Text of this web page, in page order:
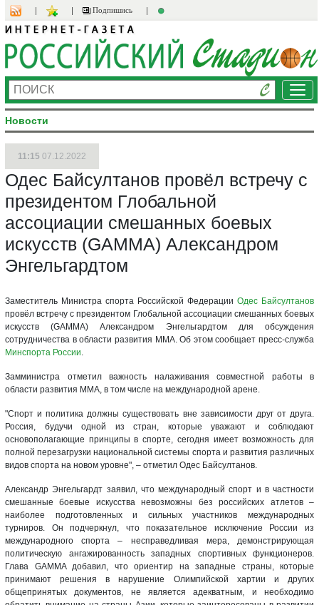
Подпишись
Новости
11:15 07.12.2022
Одес Байсултанов провёл встречу с
президентом Глобальной
ассоциации смешанных боевых
искусств (GAMMA) Александром
Энгельгардтом
Заместитель Министра спорта Российской Федерации Одес Байсултанов
провёл встречу с президентом Глобальной ассоциации смешанных боевых
искусств (GAMMA) Александром Энгельгардтом для обсуждения
сотрудничества в области развития ММА. Об этом сообщает пресс-служба
Минспорта России.
Замминистра отметил важность налаживания совместной работы в
области развития MMA, в том числе на международной арене.
"Спорт и политика должны существовать вне зависимости друг от друга.
Россия, будучи одной из стран, которые уважают и соблюдают
основополагающие принципы в спорте, сегодня имеет возможность для
полной перезагрузки национальной системы спорта и развития различных
видов спорта на новом уровне", – отметил Одес Байсултанов.
Александр Энгельгардт заявил, что международный спорт и в частности
смешанные боевые искусства невозможны без российских атлетов –
наиболее подготовленных и сильных участников международных
турниров. Он подчеркнул, что показательное исключение России из
международного спорта – несправедливая мера, демонстрирующая
политическую ангажированность западных спортивных функционеров.
Глава GAMMA добавил, что ориентир на западные страны, которые
принимают решения в нарушение Олимпийской хартии и других
общепринятых документов, не является адекватным, и необходимо